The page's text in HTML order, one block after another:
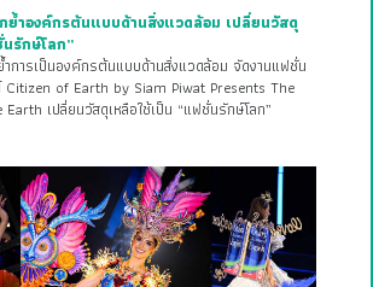
ย้ำองค์กรต้นแบบด้านสิ่งแวดล้อม เปลี่ยนวัสดุ
รักษ์โลก”
การเป็นองค์กรต้นแบบด้านสิ่งแวดล้อม จัดงานแฟชั่น
Citizen of Earth by Siam Piwat Presents The
เปลี่ยนวัสดุเหลือใช้เป็น “แฟชั่นรักษ์โลก”